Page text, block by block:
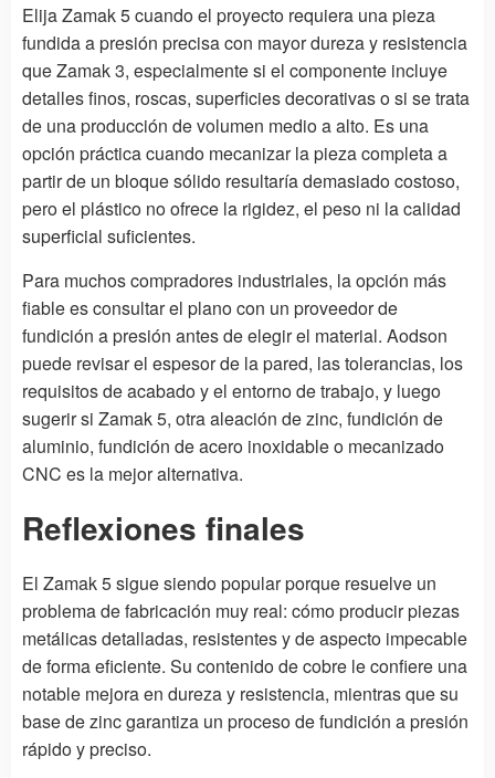
Elija Zamak 5 cuando el proyecto requiera una pieza
fundida a presión precisa con mayor dureza y resistencia
que Zamak 3, especialmente si el componente incluye
detalles finos, roscas, superficies decorativas o si se trata
de una producción de volumen medio a alto. Es una
opción práctica cuando mecanizar la pieza completa a
partir de un bloque sólido resultaría demasiado costoso,
pero el plástico no ofrece la rigidez, el peso ni la calidad
superficial suficientes.
Para muchos compradores industriales, la opción más
fiable es consultar el plano con un proveedor de
fundición a presión antes de elegir el material. Aodson
puede revisar el espesor de la pared, las tolerancias, los
requisitos de acabado y el entorno de trabajo, y luego
sugerir si Zamak 5, otra aleación de zinc, fundición de
aluminio, fundición de acero inoxidable o mecanizado
CNC es la mejor alternativa.
Reflexiones finales
El Zamak 5 sigue siendo popular porque resuelve un
problema de fabricación muy real: cómo producir piezas
metálicas detalladas, resistentes y de aspecto impecable
de forma eficiente. Su contenido de cobre le confiere una
notable mejora en dureza y resistencia, mientras que su
base de zinc garantiza un proceso de fundición a presión
rápido y preciso.